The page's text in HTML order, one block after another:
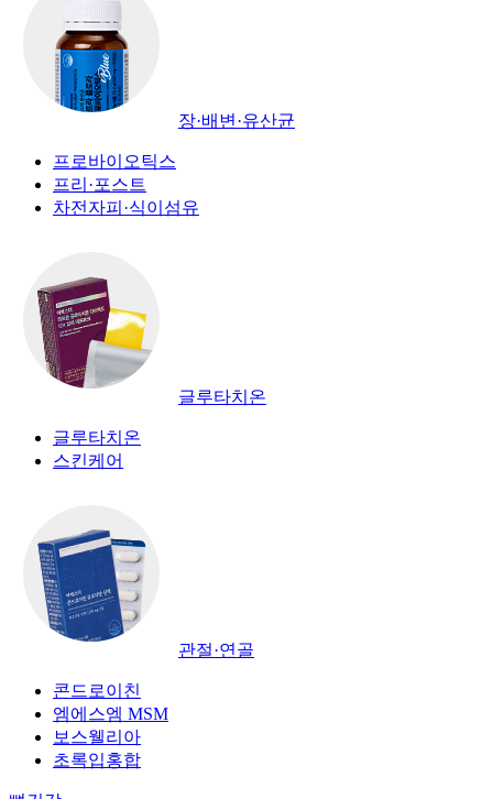
장·배변·유산균
프로바이오틱스
프리·포스트
차전자피·식이섬유
글루타치온
글루타치온
스킨케어
관절·연골
콘드로이친
엠에스엠 MSM
보스웰리아
초록입홍합